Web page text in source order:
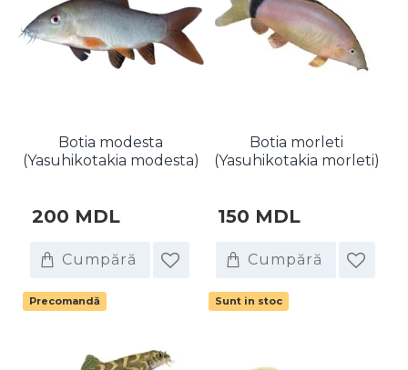
Botia modesta
(Yasuhikotakia modesta)
200 MDL
Cumpără
Botia morleti
(Yasuhikotakia morleti)
150 MDL
Cumpără
Precomandă Sunt in stoc